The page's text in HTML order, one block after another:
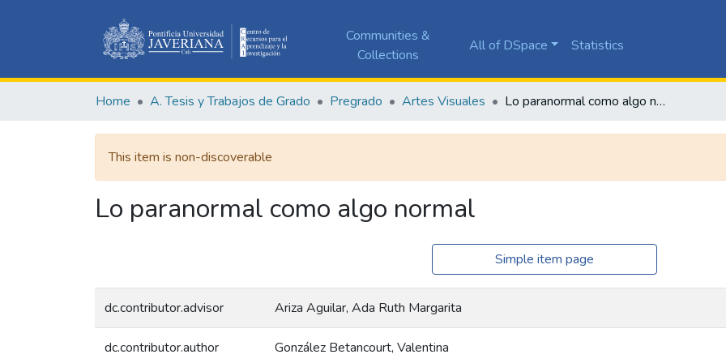
Communities &
Collections
All of DSpace Statistics
Home A. Tesis y Trabajos de Grado Pregrado Artes Visuales Lo paranormal como algo normal
This item is non-discoverable
Lo paranormal como algo normal
Simple item page
dc.contributor.advisor Ariza Aguilar, Ada Ruth Margarita
dc.contributor.author González Betancourt, Valentina